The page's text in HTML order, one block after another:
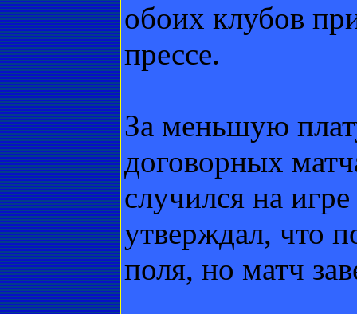
обоих клубов
прессе.
За меньшую
договорных
случился на
утверждал, что
поля, но матч